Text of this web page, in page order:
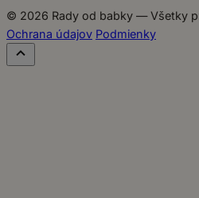
© 2026 Rady od babky — Všetky
Ochrana údajov Podmienky